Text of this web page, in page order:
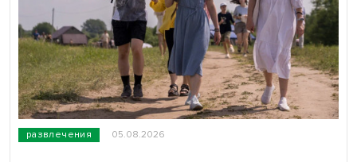
развлечения 05.08.2026